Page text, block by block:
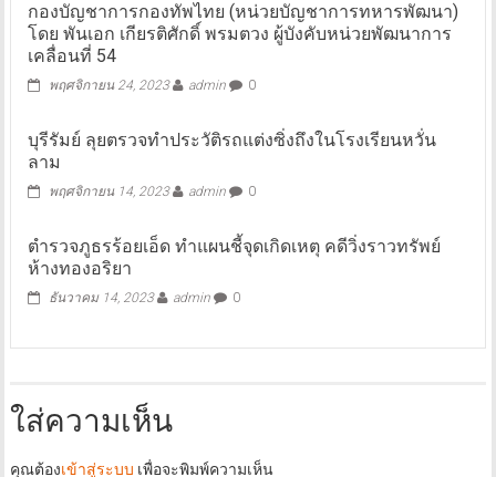
กองบัญชาการกองทัพไทย (หน่วยบัญชาการทหารพัฒนา)
โดย พันเอก เกียรติศักดิ์ พรมตวง ผู้บังคับหน่วยพัฒนาการ
เคลื่อนที่ 54
พฤศจิกายน 24, 2023 admin 0
บุรีรัมย์ ลุยตรวจทำประวัติรถแต่งซิ่งถึงในโรงเรียนหวั่น
ลาม
พฤศจิกายน 14, 2023 admin 0
ตำรวจภูธรร้อยเอ็ด ทำแผนชี้จุดเกิดเหตุ คดีวิ่งราวทรัพย์
ห้างทองอริยา
ธันวาคม 14, 2023 admin 0
ใส่ความเห็น
คุณต้องเข้าสู่ระบบ เพื่อจะพิมพ์ความเห็น